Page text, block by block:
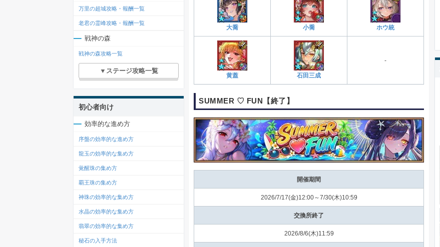
大喬 小喬 ホウ統
黄蓋 石田三成
-
SUMMER ♡ FUN【終了】
開催期間
2026/7/17(金)12:00～7/30(木)10:59
交換所終了
2026/8/6(木)11:59
万里の超城攻略・報酬一覧
老君の霊峰攻略・報酬一覧
戦神の森
戦神の森攻略一覧
▼ステージ攻略一覧
初心者向け
効率的な進め方
序盤の効率的な進め方
龍玉の効率的な集め方
覚醒珠の集め方
覇王珠の集め方
神珠の効率的な集め方
水晶の効率的な集め方
翡翠の効率的な集め方
秘石の入手方法